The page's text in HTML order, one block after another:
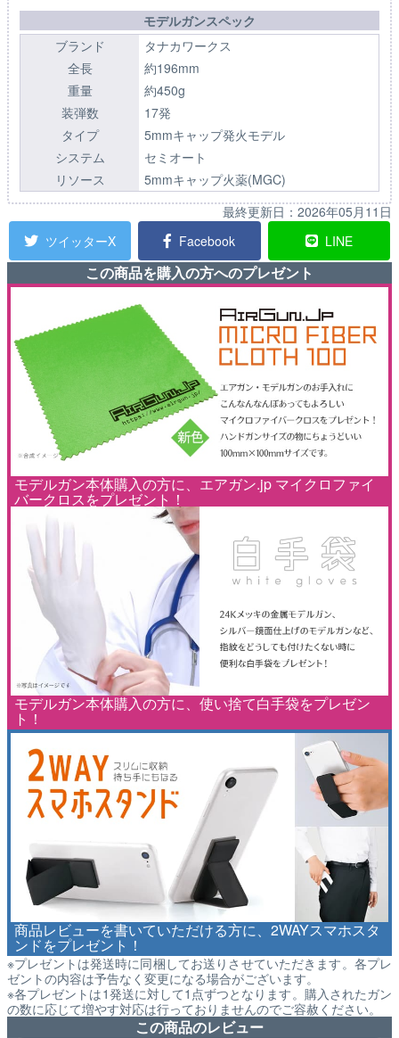
モデルガンスペック
ブランド
タナカワークス
全長
約196mm
重量
約450g
装弾数
17発
タイプ
5mmキャップ発火モデル
システム
セミオート
リソース
5mmキャップ火薬(MGC)
最終更新日： 2026年05月11日
ツイッターX
Facebook LINE
この商品を購入の方へのプレゼント
モデルガン本体購入の方に、エアガン.jp マイクロファイ
バークロスをプレゼント！
モデルガン本体購入の方に、使い捨て白手袋をプレゼン
ト！
商品レビューを書いていただける方に、2WAYスマホスタ
ンドをプレゼント！
※プレゼントは発送時に同梱してお送りさせていただきます。各プレ
ゼントの内容は予告なく変更になる場合がございます。
※各プレゼントは1発送に対して1点ずつとなります。購入されたガン
の数に応じて増やす対応は行っておりませんのでご容赦ください。
この商品のレビュー